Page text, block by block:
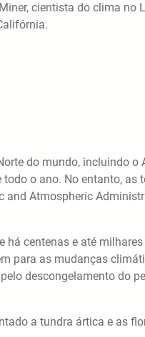
cientista do clima no
do mundo, incluindo o
o ano. No entanto,
and Atmospheric
centenas e até
para as mudanças
descongelamento do
a tundra ártica e as